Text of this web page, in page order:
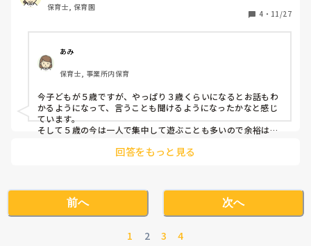
保育士, 保育園
4 ・ 11/27
あみ
保育士, 事業所内保育
今子どもが５歳ですが、やっぱり３歳くらいになるとお話もわ
かるようになって、言うことも聞けるようになったかなと感じ
ています。
そして５歳の今は一人で集中して遊ぶことも多いので余裕は持
やっぱり未満児までは大変かなと思います💦
回答をもっと見る
前へ
1 2 3 4
次へ